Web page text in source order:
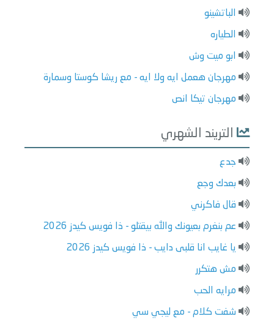
الباتشينو
الطياره
ابو ميت وش
مهرجان هعمل ايه ولا ايه - مع ريشا كوستا وسمارة
مهرجان تيكا انص
التريند الشهري
جدع
بعدك وجع
قال فاكرني
عم بنغرم بعيونك والله بيقتلو - ذا فويس كيدز 2026
يا غايب انا قلبى دايب - ذا فويس كيدز 2026
مش هتكرر
مرايه الحب
شفت كلام - مع ليجي سي